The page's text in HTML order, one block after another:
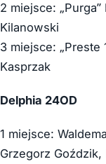
2 miejsce:
Kilanowski
3 miejsce: „Preste
Kasprzak
Delphia 24OD
1 miejsce:
Grzegorz Goździk,